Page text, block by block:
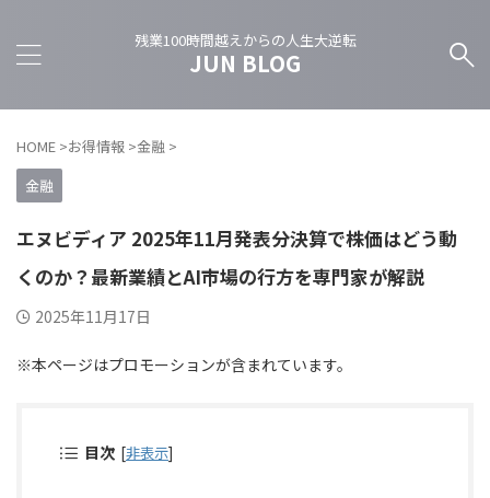
残業100時間越えからの人生大逆転
JUN BLOG
HOME >お得情報 >金融 >
金融
エヌビディア 2025年11月発表分決算で株価はどう動
くのか？最新業績とAI市場の行方を専門家が解説
2025年11月17日
※本ページはプロモーションが含まれています。
目次 [非表示]